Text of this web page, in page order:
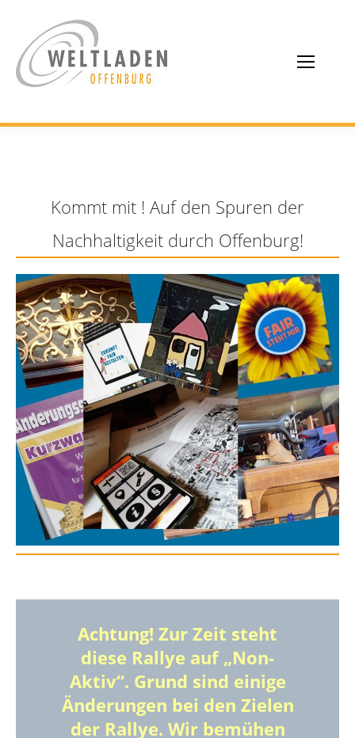
Kommt mit ! Auf den Spuren der
Nachhaltigkeit durch Offenburg!
Achtung! Zur Zeit steht
diese Rallye auf „Non-
Aktiv“. Grund sind einige
Änderungen bei den Zielen
der Rallye. Wir bemühen